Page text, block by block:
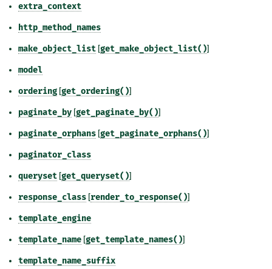
extra_context
http_method_names
make_object_list [get_make_object_list()]
model
ordering [get_ordering()]
paginate_by [get_paginate_by()]
paginate_orphans [get_paginate_orphans()]
paginator_class
queryset [get_queryset()]
response_class [render_to_response()]
template_engine
template_name [get_template_names()]
template_name_suffix